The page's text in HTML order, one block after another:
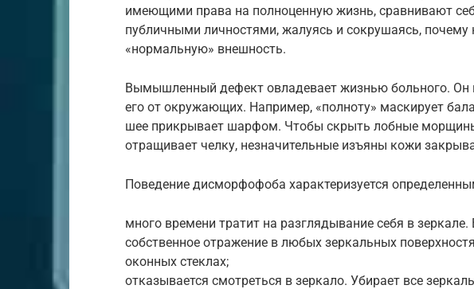
имеющими права на полноценную жизнь, сравнивают
публичными личностями, жалуясь и сокрушаясь,
«нормальную» внешность.
Вымышленный дефект овладевает жизнью больного. Он
его от окружающих. Например, «полноту» маскирует
шее прикрывает шарфом. Чтобы скрыть лобные
отращивает челку, незначительные изъяны кожи
Поведение дисморфофоба характеризуется
много времени тратит на разглядывание себя в
собственное отражение в любых зеркальных
оконных стеклах;
отказывается смотреться в зеркало. Убирает все